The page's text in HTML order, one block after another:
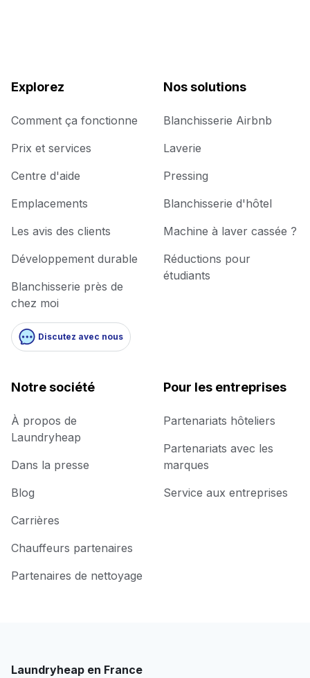
Explorez
Comment ça fonctionne
Prix et services
Centre d'aide
Emplacements
Les avis des clients
Développement durable
Blanchisserie près de
chez moi
Discutez avec nous
Nos solutions
Blanchisserie Airbnb
Laverie
Pressing
Blanchisserie d'hôtel
Machine à laver cassée ?
Réductions pour
étudiants
Notre société
À propos de
Laundryheap
Dans la presse
Blog
Carrières
Chauffeurs partenaires
Partenaires de nettoyage
Pour les entreprises
Partenariats hôteliers
Partenariats avec les
marques
Service aux entreprises
Laundryheap en France